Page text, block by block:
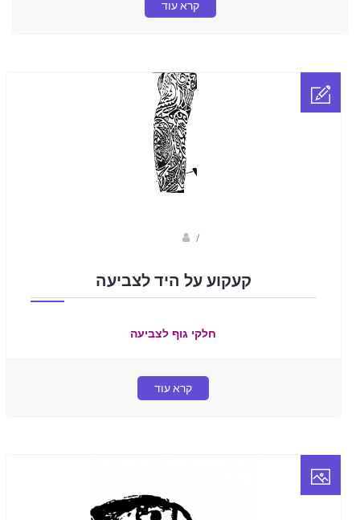
קרא עוד
/
קעקוע על היד לצביעה
חלקי גוף לצביעה
קרא עוד